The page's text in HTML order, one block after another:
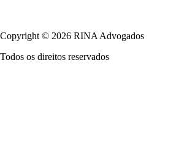
Copyright © 2026 RINA Advogados
Todos os direitos reservados